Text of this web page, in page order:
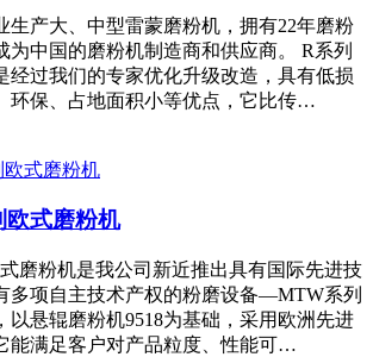
生产大、中型雷蒙磨粉机，拥有22年磨粉
为中国的磨粉机制造商和供应商。 R系列
经过我们的专家优化升级改造，具有低损
环保、占地面积小等优点，它比传…
式磨粉机
磨粉机是我公司新近推出具有国际先进技
多项自主技术产权的粉磨设备—MTW系列
以悬辊磨粉机9518为基础，采用欧洲先进
能满足客户对产品粒度、性能可…